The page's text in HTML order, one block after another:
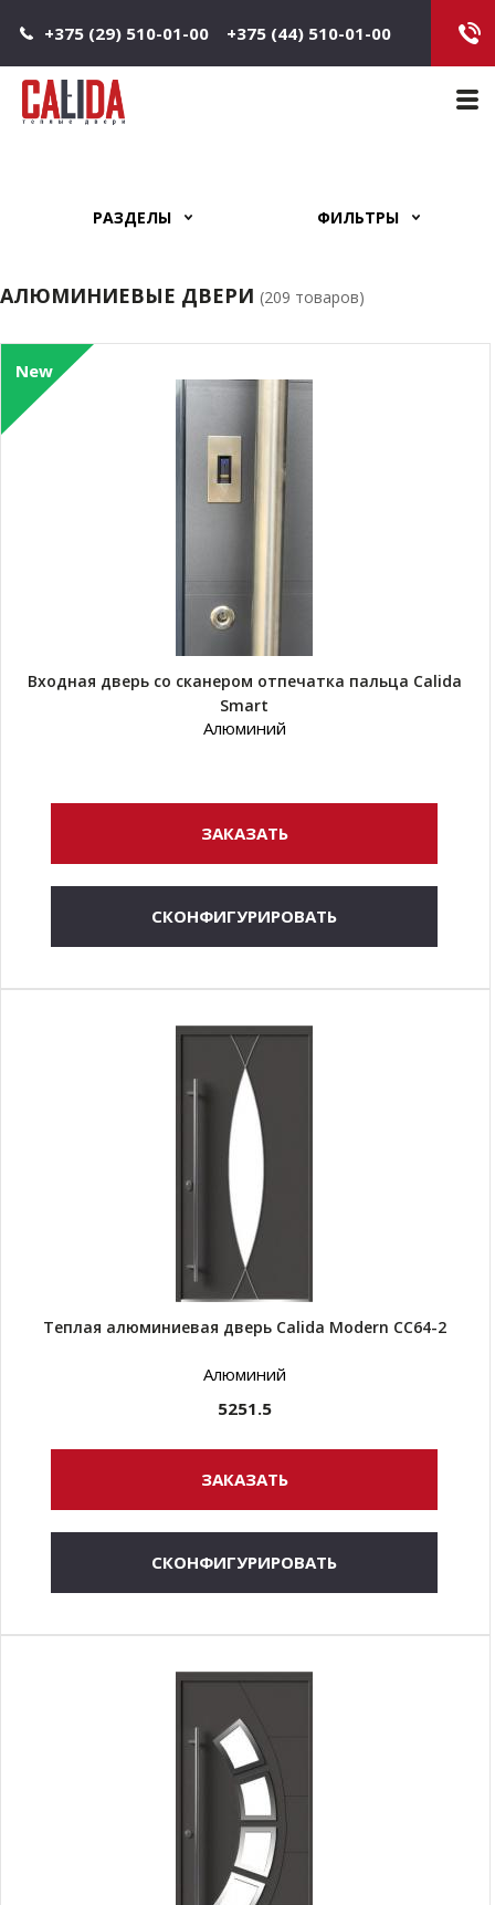
+375 (29) 510-01-00
+375 (44) 510-01-00
РАЗДЕЛЫ ФИЛЬТРЫ
АЛЮМИНИЕВЫЕ ДВЕРИ (209 товаров)
New
Входная дверь со сканером отпечатка пальца Calida
Smart
Алюминий
ЗАКАЗАТЬ
СКОНФИГУРИРОВАТЬ
Теплая алюминиевая дверь Calida Modern CC64-2
Алюминий
5251.5
ЗАКАЗАТЬ
СКОНФИГУРИРОВАТЬ